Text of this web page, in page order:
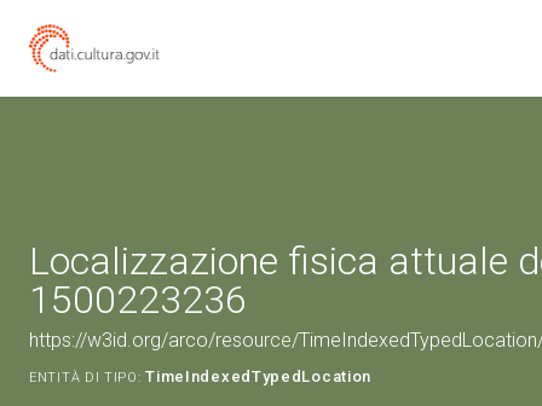
Localizzazione fisica attuale
1500223236
https://w3id.org/arco/resource/
ENTITÀ DI TIPO: TimeIndexedTypedLocation